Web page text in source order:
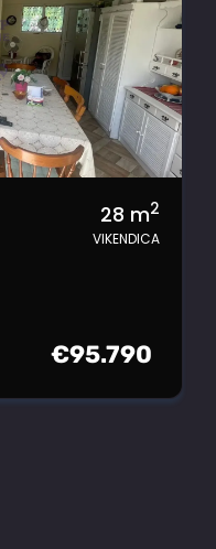
28 m2
VIKENDICA
€95.790